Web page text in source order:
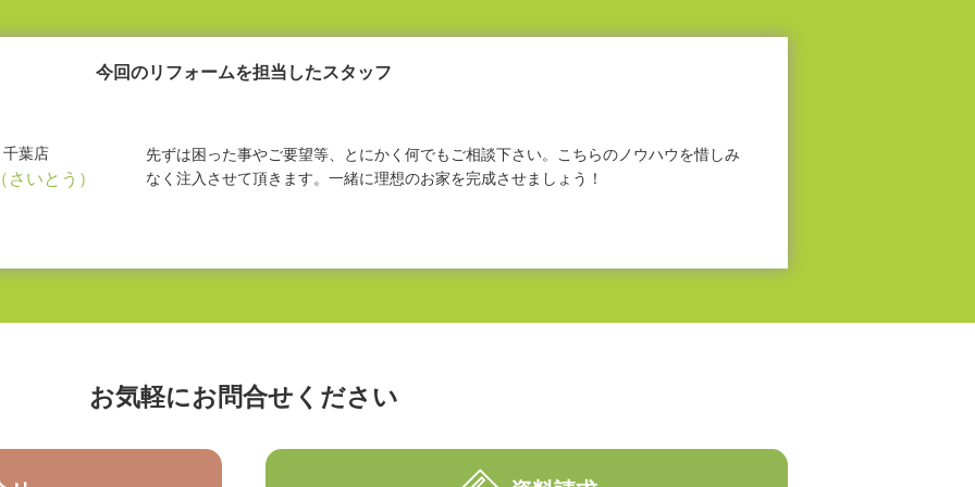
今回のリフォームを担当したスタッフ
千葉店
さいとう）
先ずは困った事やご要望等、とにかく何でもご相談下さい。こちらのノウハウを惜しみ
なく注入させて頂きます。一緒に理想のお家を完成させましょう！
お気軽にお問合せください